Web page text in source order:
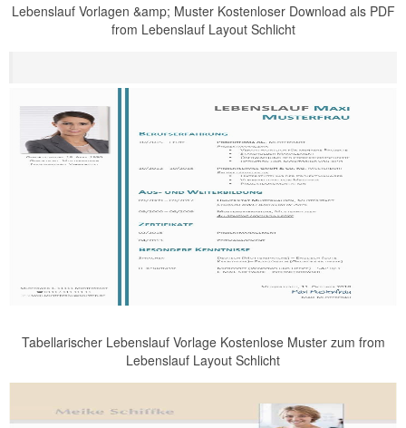
Lebenslauf Vorlagen &amp; Muster Kostenloser Download als PDF
from Lebenslauf Layout Schlicht
Tabellarischer Lebenslauf Vorlage Kostenlose Muster zum from
Lebenslauf Layout Schlicht